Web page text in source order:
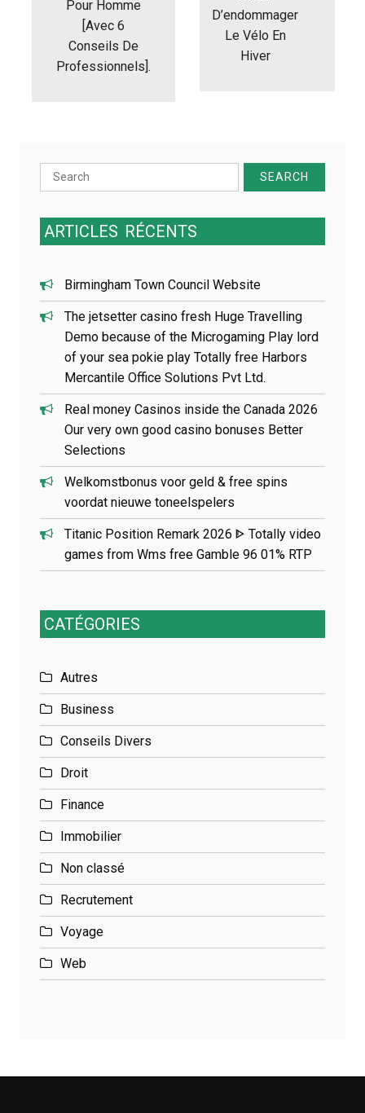
Pour Homme
[avec 6
Conseils De
Professionnels].
D’endommager
Le Vélo En
Hiver
Search
for:
ARTICLES RÉCENTS
Birmingham Town Council Website
The jetsetter casino fresh Huge Travelling
Demo because of the Microgaming Play lord
of your sea pokie play Totally free Harbors
Mercantile Office Solutions Pvt Ltd.
Real money Casinos inside the Canada 2026
Our very own good casino bonuses Better
Selections
Welkomstbonus voor geld & free spins
voordat nieuwe toneelspelers
Titanic Position Remark 2026 ᐈ Totally video
games from Wms free Gamble 96 01% RTP
CATÉGORIES
Autres
Business
Conseils Divers
Droit
Finance
Immobilier
Non classé
Recrutement
Voyage
Web